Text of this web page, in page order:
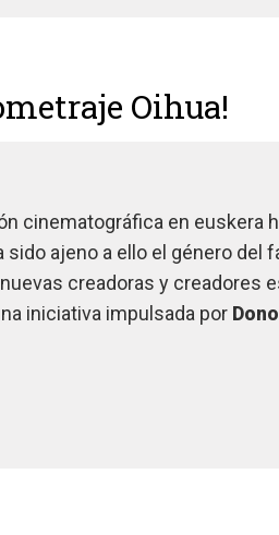
Oihua!
cinematográfica en euskera
ajeno a ello el género del
creadoras y creadores
iniciativa impulsada por